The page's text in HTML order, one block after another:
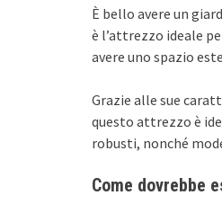
È bello avere un
è l’attrezzo ideale
avere uno spazio
Grazie alle sue
questo attrezzo è
robusti, nonché
Come dovrebbe